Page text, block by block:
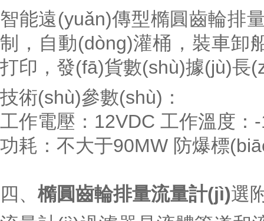
智能遠(yuǎn)傳型橢圓齒輪排
制，自動(dòng)灌桶，裝車卸
打印，發(fā)貨數(shù)據(jù)長
技術(shù)參數(shù)：
工作電壓：12VDC 工作溫度
功耗：不大于90MW 防爆標
四、 橢圓齒輪排量流量計(jì)選